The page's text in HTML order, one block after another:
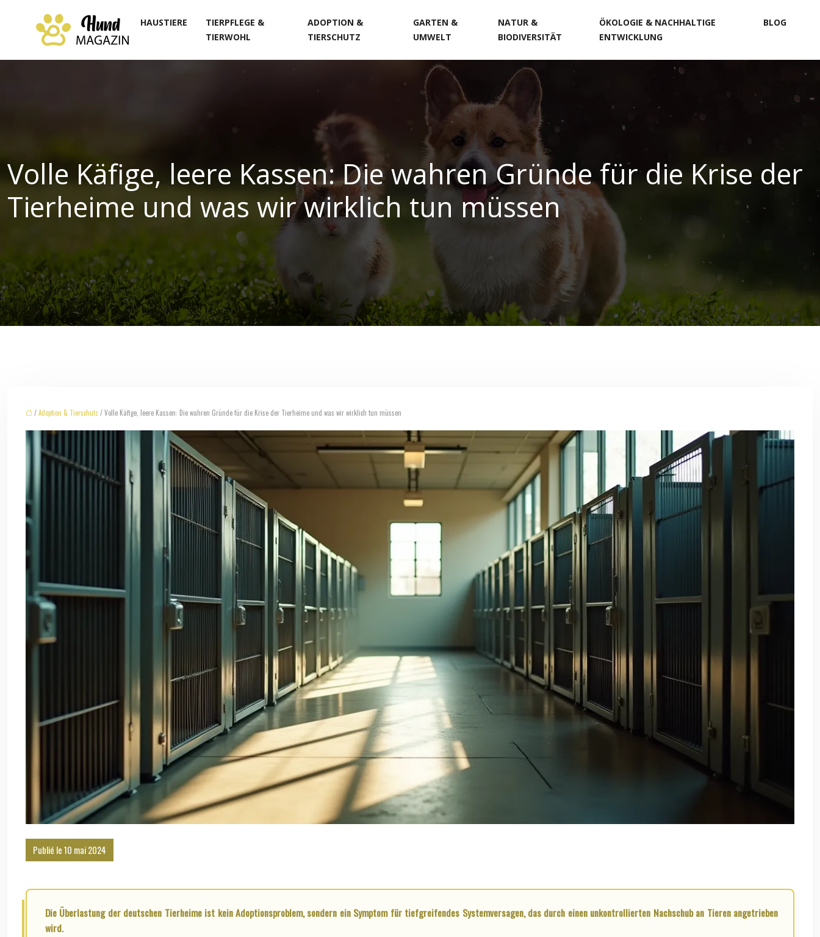
HAUSTIERE
TIERPFLEGE &
TIERWOHL
ADOPTION &
TIERSCHUTZ
GARTEN &
UMWELT
NATUR &
BIODIVERSITÄT
ÖKOLOGIE & NACHHALTIGE
ENTWICKLUNG
BLOG
Volle Käfige, leere Kassen: Die wahren Gründe für die Krise der
Tierheime und was wir wirklich tun müssen
/Adoption & Tierschutz / Volle Käfige, leere Kassen: Die wahren Gründe für die Krise der Tierheime und was wir wirklich tun müssen
Publié le 10 mai 2024
Die Überlastung der deutschen Tierheime ist kein Adoptionsproblem, sondern ein Symptom für tiefgreifendes Systemversagen, das durch einen unkontrollierten Nachschub an Tieren angetrieben
wird.